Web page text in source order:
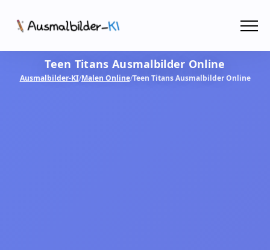
Ausmalbilder
Teen Titans Ausmalbilder Online
Ausmalbilder-KI/Malen Online/Teen Titans Ausmalbilder Online